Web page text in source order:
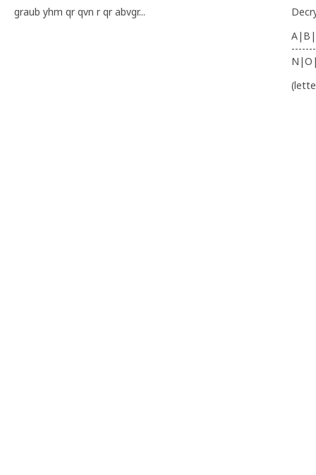
graub yhm qr qvn r qr abvgr...